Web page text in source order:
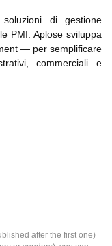
di gestione
PMI. Aplose sviluppa
— per semplificare
commerciali e
after the first one)